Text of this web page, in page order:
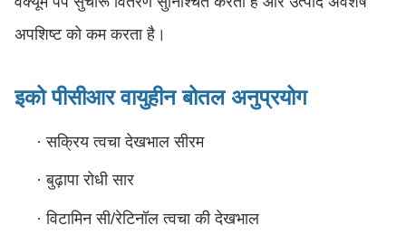
अपशिष्ट को कम करता है।
इको पीसीआर वायुहीन बोतल अनुप्रयोग
· सक्रिय त्वचा देखभाल सीरम
· बुढ़ापा रोधी सार
· विटामिन सी/रेटिनॉल त्वचा की देखभाल